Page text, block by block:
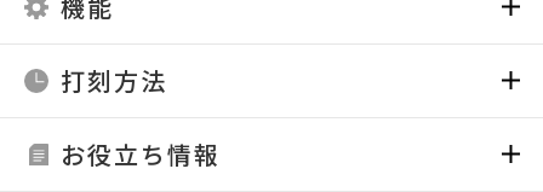
打刻方法
お役立ち情報